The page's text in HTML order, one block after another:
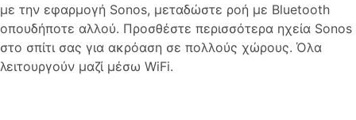
με την εφαρμογή Sonos, μεταδώστε ροή με Bluetooth
οπουδήποτε αλλού. Προσθέστε περισσότερα ηχεία Sonos
στο σπίτι σας για ακρόαση σε πολλούς χώρους. Όλα
λειτουργούν μαζί μέσω WiFi.